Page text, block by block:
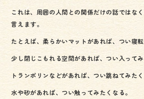
これは、周囲の人間との関係だけの話ではな
言えます。
たとえば、柔らかいマットがあれば、つい寝
少し閉じこもれる空間があれば、つい入ってみ
トランポリンなどがあれば、つい跳ねてみたく
水や砂があれば、つい触ってみたくなる。